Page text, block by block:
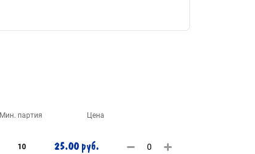
Мин. партия Цена
10 25.00 руб.